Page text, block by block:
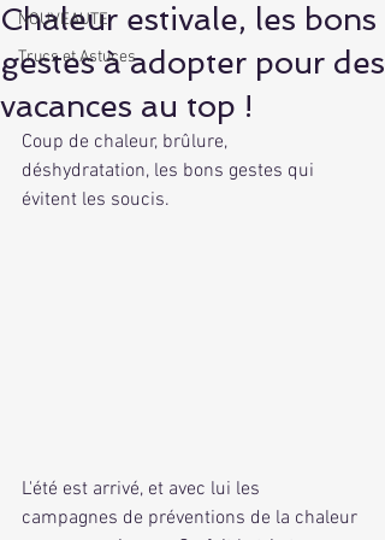
NOUVEAUTE
Trucs et Astuces
Chaleur estivale, les bons
gestes à adopter pour des
vacances au top !
Coup de chaleur, brûlure,
déshydratation, les bons gestes qui
évitent les soucis.
L'été est arrivé, et avec lui les
campagnes de préventions de la chaleur